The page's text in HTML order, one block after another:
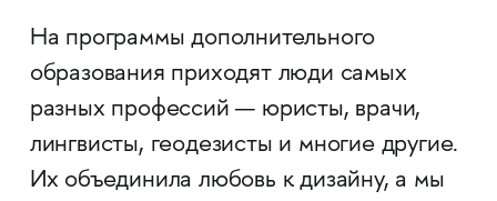
На программы дополнительного
образования приходят люди самых
разных профессий — юристы, врачи,
лингвисты, геодезисты и многие другие.
Их объединила любовь к дизайну, а мы